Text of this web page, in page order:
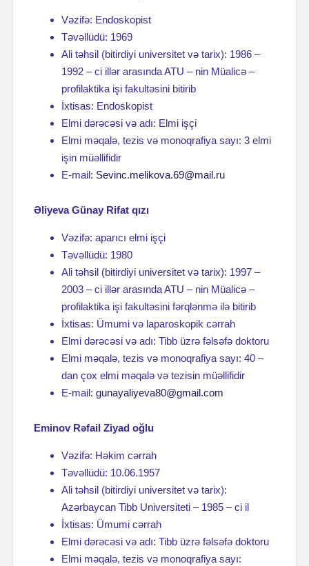
Vəzifə: Endoskopist
Təvəllüdü: 1969
Ali təhsil (bitirdiyi universitet və tarix): 1986 –
1992 – ci illər arasında ATU – nin Müalicə –
profilaktika işi fakultəsini bitirib
İxtisas: Endoskopist
Elmi dərəcəsi və adı: Elmi işçi
Elmi məqalə, tezis və monoqrafiya sayı: 3 elmi
işin müəllifidir
E-mail: Sevinc.melikova.69@mail.ru
Əliyeva Günay Rifat qızı
Vəzifə: aparıcı elmi işçi
Təvəllüdü: 1980
Ali təhsil (bitirdiyi universitet və tarix): 1997 –
2003 – ci illər arasında ATU – nin Müalicə –
profilaktika işi fakultəsini fərqlənmə ilə bitirib
İxtisas: Ümumi və laparoskopik cərrah
Elmi dərəcəsi və adı: Tibb üzrə fəlsəfə doktoru
Elmi məqalə, tezis və monoqrafiya sayı: 40 –
dan çox elmi məqalə və tezisin müəllifidir
E-mail: gunayaliyeva80@gmail.com
Eminov Rəfail Ziyad oğlu
Vəzifə: Həkim cərrah
Təvəllüdü: 10.06.1957
Ali təhsil (bitirdiyi universitet və tarix):
Azərbaycan Tibb Universiteti – 1985 – ci il
İxtisas: Ümumi cərrah
Elmi dərəcəsi və adı: Tibb üzrə fəlsəfə doktoru
Elmi məqalə, tezis və monoqrafiya sayı: